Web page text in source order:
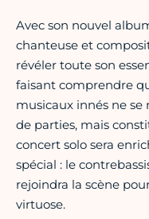
Avec son nouvel
chanteuse et
révéler toute son
faisant comprendre
musicaux innés ne
de parties, mais
concert solo sera
spécial : le
rejoindra la scène
virtuose.